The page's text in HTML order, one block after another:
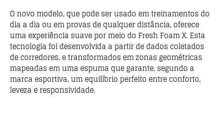
O novo modelo, que pode ser usado em treinamentos do
dia a dia ou em provas de qualquer distância, oferece
uma experiência suave por meio do Fresh Foam X. Esta
tecnologia foi desenvolvida a partir de dados coletados
de corredores, e transformados em zonas geométricas
mapeadas em uma espuma que garante, segundo a
marca esportiva, um equilíbrio perfeito entre conforto,
leveza e responsividade.